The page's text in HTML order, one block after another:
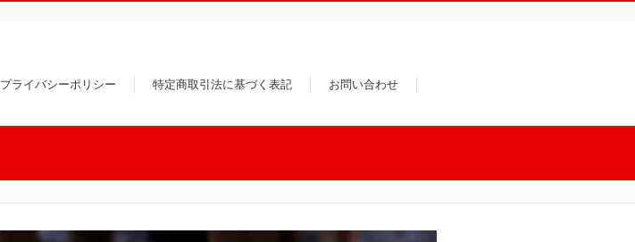
プライバシーポリシー 特定商取引法に基づく表記
お問い合わせ